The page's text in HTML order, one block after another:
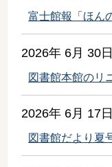
富士館報「ほん
2026年 6月 30日
図書館本館のリ
2026年 6月 17日
図書館だより夏